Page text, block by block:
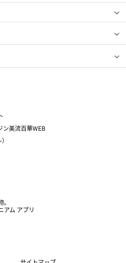
お歳暮
ジルスチュアート
SK-Ⅱ
新宿高野
ママ＆キッズ
五月人形
ホワイトデー
ン美流百華WEB
アム アプリ